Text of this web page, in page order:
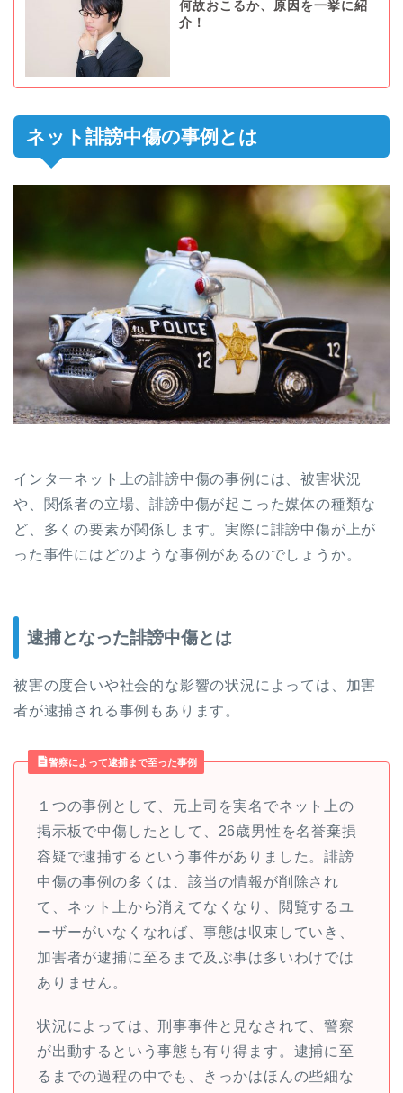
何故おこるか、原因を一挙に紹
介！
ネット誹謗中傷の事例とは
インターネット上の誹謗中傷の事例には、被害状況
や、関係者の立場、誹謗中傷が起こった媒体の種類な
ど、多くの要素が関係します。実際に誹謗中傷が上が
った事件にはどのような事例があるのでしょうか。
逮捕となった誹謗中傷とは
被害の度合いや社会的な影響の状況によっては、加害
者が逮捕される事例もあります。
警察によって逮捕まで至った事例
１つの事例として、元上司を実名でネット上の
掲示板で中傷したとして、26歳男性を名誉棄損
容疑で逮捕するという事件がありました。誹謗
中傷の事例の多くは、該当の情報が削除され
て、ネット上から消えてなくなり、閲覧するユ
ーザーがいなくなれば、事態は収束していき、
加害者が逮捕に至るまで及ぶ事は多いわけでは
ありません。
状況によっては、刑事事件と見なされて、警察
が出動するという事態も有り得ます。逮捕に至
るまでの過程の中でも、きっかはほんの些細な